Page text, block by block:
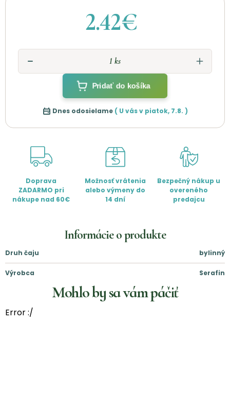
2.42€
Pridať do košíka
Dnes odosielame ( U vás v piatok, 7.8. )
Doprava
ZADARMO pri
nákupe nad 60€
Možnosť vrátenia
alebo výmeny do
14 dní
Bezpečný nákup u
overeného
predajcu
Informácie o produkte
Druh čaju bylinný
Výrobca Serafin
Mohlo by sa vám páčiť
Error :/